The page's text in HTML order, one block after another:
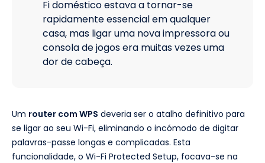
Fi doméstico estava a tornar-se
rapidamente essencial em qualquer
casa, mas ligar uma nova impressora ou
consola de jogos era muitas vezes uma
dor de cabeça.
Um router com WPS deveria ser o atalho definitivo para
se ligar ao seu Wi-Fi, eliminando o incómodo de digitar
palavras-passe longas e complicadas. Esta
funcionalidade, o Wi-Fi Protected Setup, focava-se na